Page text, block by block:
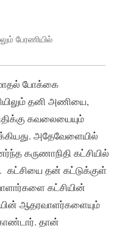
பேரணியில்
போக்கை
தனி அணியை,
கவலையையும்
அதேவேளையில்
கருணாநிதி கட்சியில்
கட்சியை தன் கட்டுக்குள்
கட்சியின்
ஆதரவாளர்களையும்
தான்